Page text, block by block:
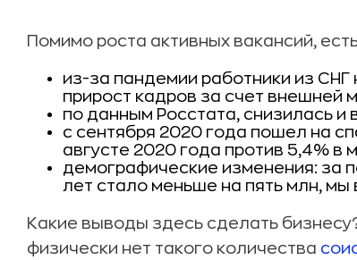
Помимо роста активных вакансий,
из-за пандемии работники из
прирост кадров за счет внешней
по данным Росстата, снизилась и
с сентября 2020 года пошел на
августе 2020 года против 5,4% в
демографические изменения: за
лет стало меньше на пять млн, мы
Какие выводы здесь сделать
физически нет такого количества